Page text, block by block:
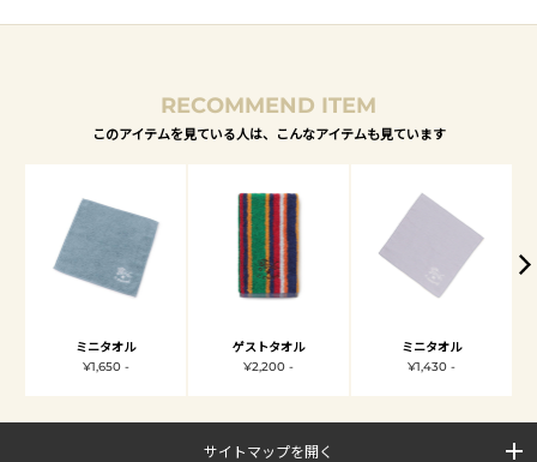
RECOMMEND ITEM
このアイテムを見ている人は、こんなアイテムも見ています
ミニタオル
¥1,650 -
ゲストタオル
¥2,200 -
ミニタオル
¥1,430 -
サイトマップを開く